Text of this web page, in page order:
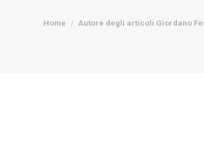
Home Autore degli articoli Giordano